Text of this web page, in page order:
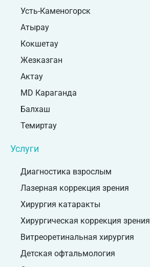
Усть-Каменогорск
Атырау
Кокшетау
Жезказган
Актау
MD Караганда
Балхаш
Темиртау
Услуги
Диагностика взрослым
Лазерная коррекция зрения
Хирургия катаракты
Хирургическая коррекция зрения
Витреоретинальная хирургия
Детская офтальмология